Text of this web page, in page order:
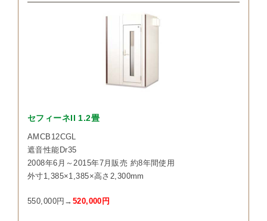
セフィーネII 1.2畳
AMCB12CGL
遮音性能Dr35
2008年6月～2015年7月販売 約8年間使用
外寸1,385×1,385×高さ2,300mm
550,000円→ 520,000円